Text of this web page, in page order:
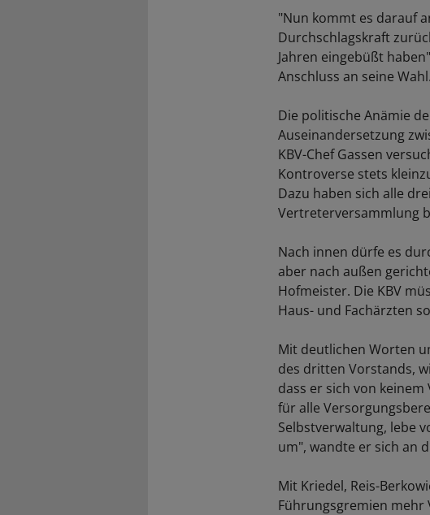
"Nun kommt es darauf
Durchschlagskraft
Jahren eingebüßt
Anschluss an seine Wahl.
Die politische Anämie
Auseinandersetzung
KBV-Chef Gassen
Kontroverse stets
Dazu haben sich alle
Vertreterversammlung
Nach innen dürfe es
aber nach außen
Hofmeister. Die KBV
Haus- und Fachärzten
Mit deutlichen Worten
des dritten Vorstands,
dass er sich von
für alle
Selbstverwaltung, lebe
um", wandte er sich an
Mit Kriedel, Reis-
Führungsgremien mehr